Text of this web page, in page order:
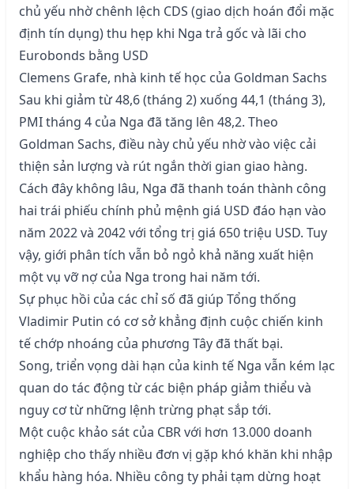
chủ yếu nhờ chênh lệch CDS (giao dịch hoán đổi mặc
định tín dụng) thu hẹp khi Nga trả gốc và lãi cho
Eurobonds bằng USD
Clemens Grafe, nhà kinh tế học của Goldman Sachs
Sau khi giảm từ 48,6 (tháng 2) xuống 44,1 (tháng 3),
PMI tháng 4 của Nga đã tăng lên 48,2. Theo
Goldman Sachs, điều này chủ yếu nhờ vào việc cải
thiện sản lượng và rút ngắn thời gian giao hàng.
Cách đây không lâu, Nga đã thanh toán thành công
hai trái phiếu chính phủ mệnh giá USD đáo hạn vào
năm 2022 và 2042 với tổng trị giá 650 triệu USD. Tuy
vậy, giới phân tích vẫn bỏ ngỏ khả năng xuất hiện
một vụ vỡ nợ của Nga trong hai năm tới.
Sự phục hồi của các chỉ số đã giúp Tổng thống
Vladimir Putin có cơ sở khẳng định cuộc chiến kinh
tế chớp nhoáng của phương Tây đã thất bại.
Song, triển vọng dài hạn của kinh tế Nga vẫn kém lạc
quan do tác động từ các biện pháp giảm thiểu và
nguy cơ từ những lệnh trừng phạt sắp tới.
Một cuộc khảo sát của CBR với hơn 13.000 doanh
nghiệp cho thấy nhiều đơn vị gặp khó khăn khi nhập
khẩu hàng hóa. Nhiều công ty phải tạm dừng hoạt